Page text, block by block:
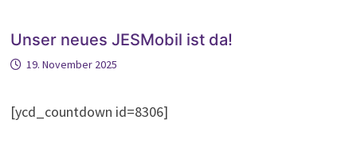
Unser neues JESMobil ist da!
19. November 2025
[ycd_countdown id=8306]